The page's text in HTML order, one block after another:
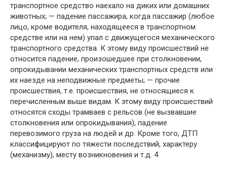
транспортное средство наехало на диких или домашних
животных; — падение пассажира, когда пассажир (любое
лицо, кроме водителя, находящееся в транспортном
средстве или на нем) упал с движущегося механического
транспортного средства. К этому виду происшествий не
относится падение, произошедшее при столкновении,
опрокидывании механических транспортных средств или
их наезде на неподвижные предметы; — прочие
происшествия, т.е. происшествия, не относящиеся к
перечисленным выше видам. К этому виду происшествий
относятся сходы трамваев с рельсов (не вызвавшие
столкновения или опрокидывания), падение
перевозимого груза на людей и др. Кроме того, ДТП
классифицируют по тяжести последствий, характеру
(механизму), месту возникновения и т.д. 4